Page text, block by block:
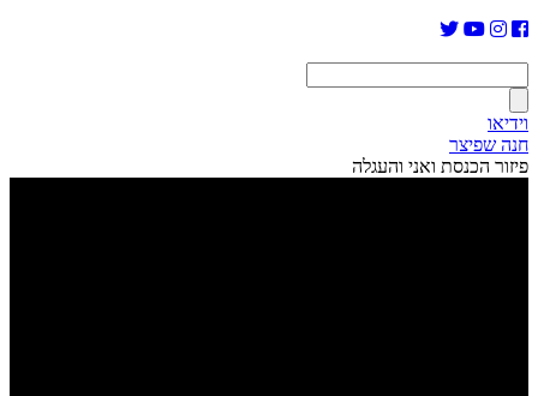
וידיאו
חנה שפיצר
פיזור הכנסת ואני והעגלה